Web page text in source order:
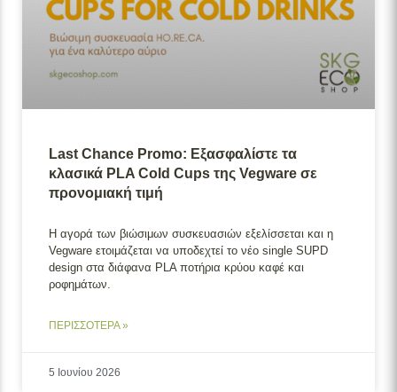
Last Chance Promo: Εξασφαλίστε τα
κλασικά PLA Cold Cups της Vegware σε
προνομιακή τιμή
Η αγορά των βιώσιμων συσκευασιών εξελίσσεται και η
Vegware ετοιμάζεται να υποδεχτεί το νέο single SUPD
design στα διάφανα PLA ποτήρια κρύου καφέ και
ροφημάτων.
ΠΕΡΙΣΣΟΤΕΡΑ »
5 Ιουνίου 2026